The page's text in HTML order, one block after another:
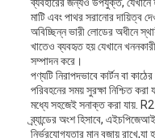
মাটি এবং পাথর সরানোর দায়িত্ব
অবিচ্ছিন্ন ভারী লোডের অধীনে
খাতেও ব্যবহৃত হয় যেখানে
সম্পাদন করে।
পণ্যটি নিরাপদভাবে কার্টন বা
পরিবহনের সময় সুরক্ষা নিশ্চিত
মধ্যে সহজেই সনাক্ত করা
ব্র্যান্ডের অংশ হিসাবে,
নির্ভরযোগ্যতার মান বজায়